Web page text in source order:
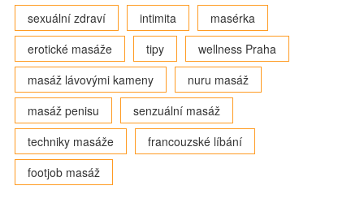
sexuální zdraví
intimita
masérka
erotické masáže
tipy
wellness Praha
masáž lávovými kameny
nuru masáž
masáž penisu
senzuální masáž
techniky masáže
francouzské líbání
footjob masáž